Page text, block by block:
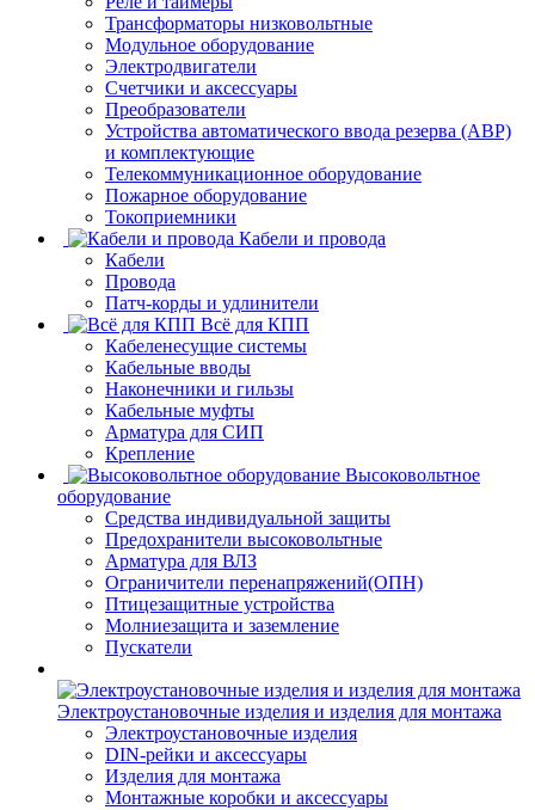
Трансформаторы низковольтные
Модульное оборудование
Электродвигатели
Счетчики и аксессуары
Преобразователи
Устройства автоматического ввода резерва (АВР)
и комплектующие
Телекоммуникационное оборудование
Пожарное оборудование
Токоприемники
Кабели и провода
Кабели
Провода
Патч-корды и удлинители
Всё для КПП
Кабеленесущие системы
Кабельные вводы
Наконечники и гильзы
Кабельные муфты
Арматура для СИП
Крепление
Высоковольтное
оборудование
Средства индивидуальной защиты
Предохранители высоковольтные
Арматура для ВЛЗ
Ограничители перенапряжений(ОПН)
Птицезащитные устройства
Молниезащита и заземление
Пускатели
Электроустановочные изделия и изделия для монтажа
Электроустановочные изделия
DIN-рейки и аксессуары
Изделия для монтажа
Монтажные коробки и аксессуары